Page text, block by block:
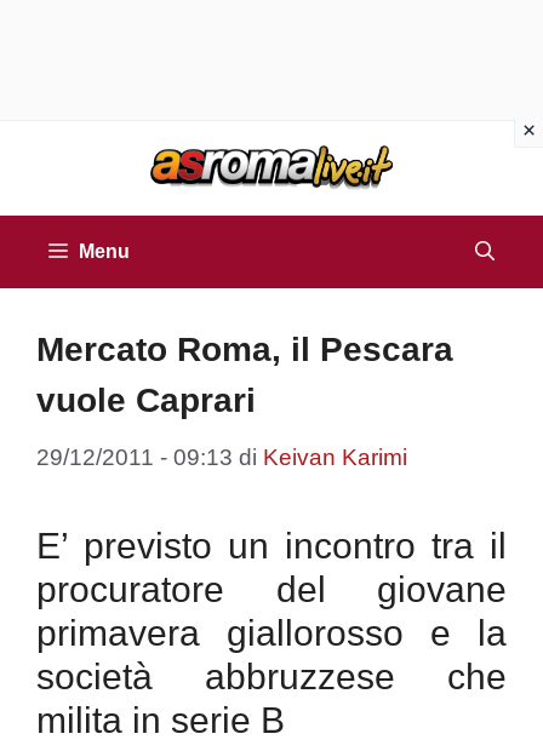
Menu
Mercato Roma, il Pescara
vuole Caprari
29/12/2011 - 09:13 di Keivan Karimi
E’ previsto un incontro tra il
procuratore del giovane
primavera giallorosso e la
società abbruzzese che
milita in serie B